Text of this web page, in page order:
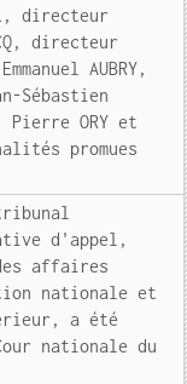
directeur
directeur
AUBRY,
Sébastien
Pierre ORY et
promues
d'appel,
affaires
nationale et
a été
nationale du